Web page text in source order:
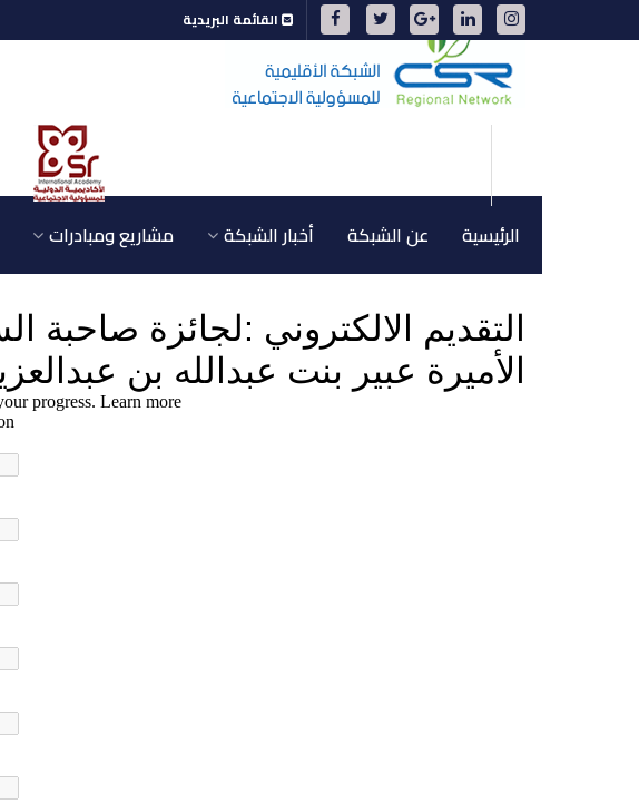
القائمة البريدية
الرئيسية عن الشبكة أخبار الشبكة مشاريع ومبادرات